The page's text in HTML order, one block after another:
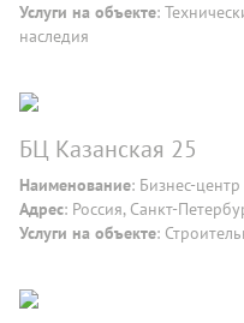
Услуги на объекте:
наследия
БЦ Казанская 25
Наименование: Бизнес-
Адрес: Россия, Санкт-
Услуги на объекте: